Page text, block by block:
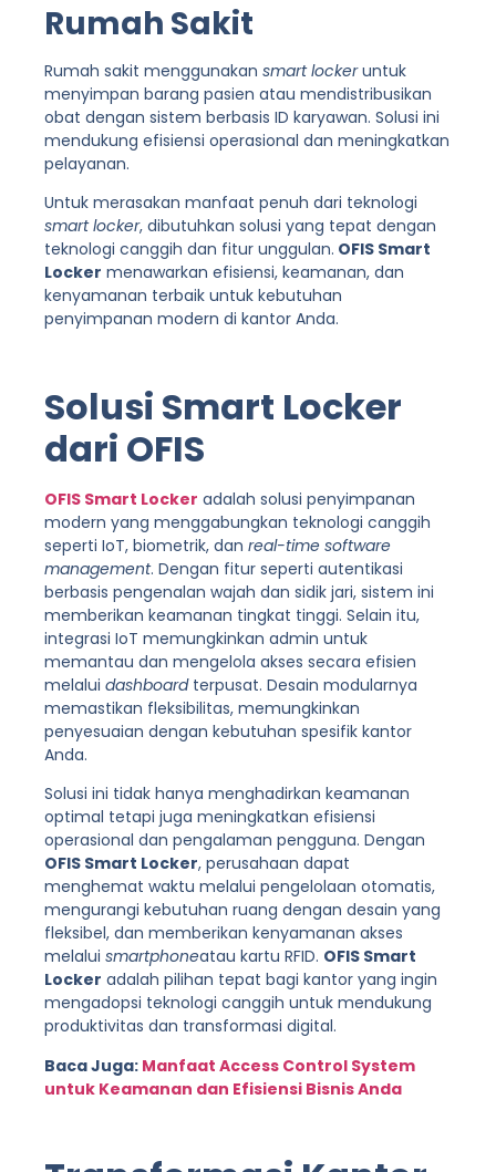
Rumah Sakit
Rumah sakit menggunakansmart lockeruntuk
menyimpan barang pasien atau mendistribusikan
obat dengan sistem berbasis ID karyawan. Solusi ini
mendukung efisiensi operasional dan meningkatkan
pelayanan.
Untuk merasakan manfaat penuh dari teknologi
smart locker, dibutuhkan solusi yang tepat dengan
teknologi canggih dan fitur unggulan. OFIS Smart
Locker menawarkan efisiensi, keamanan, dan
kenyamanan terbaik untuk kebutuhan
penyimpanan modern di kantor Anda.
Solusi Smart Locker
dari OFIS
OFIS Smart Locker adalah solusi penyimpanan
modern yang menggabungkan teknologi canggih
seperti IoT, biometrik, danreal-time software
management. Dengan fitur seperti autentikasi
berbasis pengenalan wajah dan sidik jari, sistem ini
memberikan keamanan tingkat tinggi. Selain itu,
integrasi IoT memungkinkan admin untuk
memantau dan mengelola akses secara efisien
melaluidashboardterpusat. Desain modularnya
memastikan fleksibilitas, memungkinkan
penyesuaian dengan kebutuhan spesifik kantor
Anda.
Solusi ini tidak hanya menghadirkan keamanan
optimal tetapi juga meningkatkan efisiensi
operasional dan pengalaman pengguna. Dengan
OFIS Smart Locker, perusahaan dapat
menghemat waktu melalui pengelolaan otomatis,
mengurangi kebutuhan ruang dengan desain yang
fleksibel, dan memberikan kenyamanan akses
melaluismartphoneatau kartu RFID. OFIS Smart
Locker adalah pilihan tepat bagi kantor yang ingin
mengadopsi teknologi canggih untuk mendukung
produktivitas dan transformasi digital.
Baca Juga: Manfaat Access Control System
untuk Keamanan dan Efisiensi Bisnis Anda